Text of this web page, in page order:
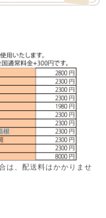
は、配送料はかかりませ